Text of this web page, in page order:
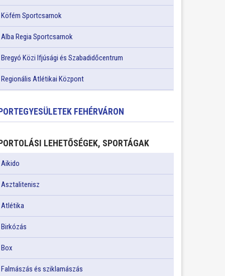
Köfém Sportcsarnok
Alba Regia Sportcsarnok
Bregyó Közi Ifjúsági és Szabadidőcentrum
Regionális Atlétikai Központ
FEHÉRVÁRON
LEHETŐSÉGEK, SPORTÁGAK
Aikido
Asztalitenisz
Atlétika
Birkózás
Box
Falmászás és sziklamászás